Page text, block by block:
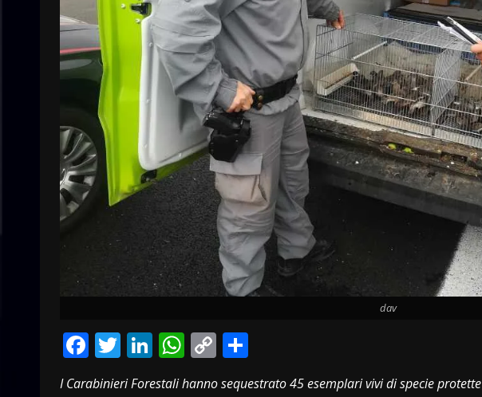
dav
Facebook
Twitter
LinkedIn
WhatsApp
Copy
Link
I Carabinieri Forestali hanno sequestrato 45 esemplari vivi di specie protette